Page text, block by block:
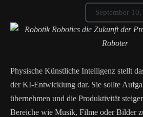
September
Physische Künstliche Intelligenz stellt
der KI-Entwicklung dar. Sie sollte
übernehmen und die Produktivität
Bereiche wie Musik, Filme oder Bilder